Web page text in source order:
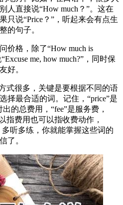
人直接说“How much？”。这在
只说“Price？”，听起来会有点生
的句子。
价格，除了“How much is
me, how much?”，同时保
好。
式很多，关键是要根据不同的语
择最合适的词。记住，“price”是
的总费用，“fee”是服务费，
指费用也可以指收费动作，
多听多练，你就能掌握这些词的
了。